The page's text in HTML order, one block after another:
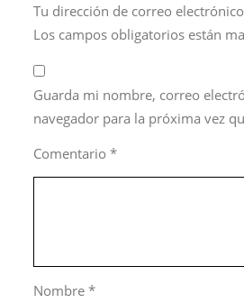
Tu dirección de correo
Los campos obligatorios están
Guarda mi nombre, correo
navegador para la próxima vez
Comentario*
Nombre*